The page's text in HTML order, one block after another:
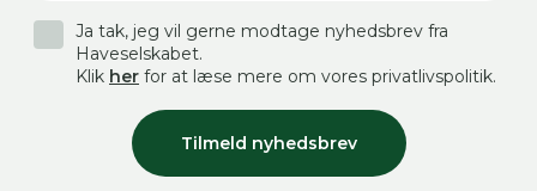
Tilmeld nyhedsbrev
Ja tak, jeg vil gerne modtage nyhedsbrev fra
Haveselskabet.
Klik her for at læse mere om vores privatlivspolitik.